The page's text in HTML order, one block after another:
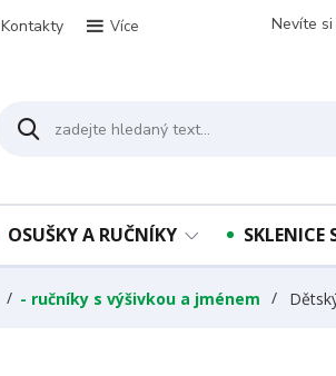
Kontakty Více Nevíte
OSUŠKY A RUČNÍKY SKLENICE
- ručníky s výšivkou a jménem